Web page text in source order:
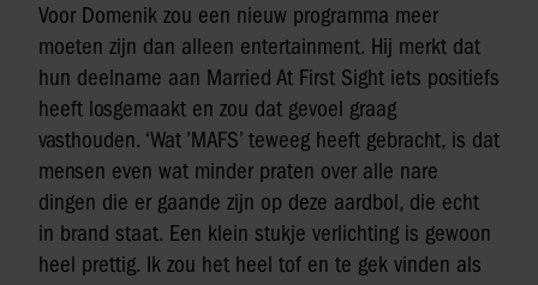
Voor Domenik zou een nieuw programma meer
moeten zijn dan alleen entertainment. Hij merkt dat
hun deelname aan Married At First Sight iets positiefs
heeft losgemaakt en zou dat gevoel graag
vasthouden. ‘Wat ’MAFS’ teweeg heeft gebracht, is dat
mensen even wat minder praten over alle nare
dingen die er gaande zijn op deze aardbol, die echt
in brand staat. Een klein stukje verlichting is gewoon
heel prettig. Ik zou het heel tof en te gek vinden als